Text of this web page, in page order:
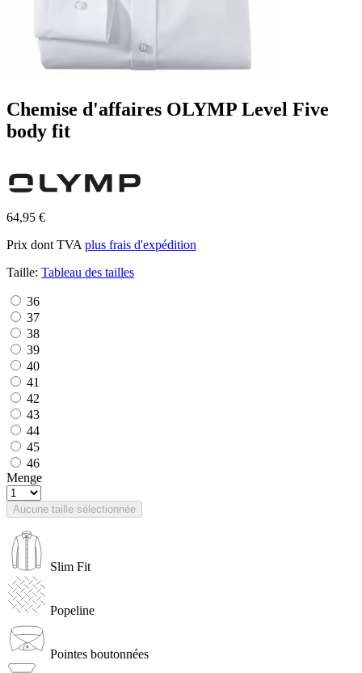
Chemise d'affaires OLYMP Level Five
body fit
64,95 €
Prix dont TVA plus frais d'expédition
Taille: Tableau des tailles
36
37
38
39
40
41
42
43
44
45
46
Menge
Aucune taille sélectionnée
Slim Fit
Popeline
Pointes boutonnées